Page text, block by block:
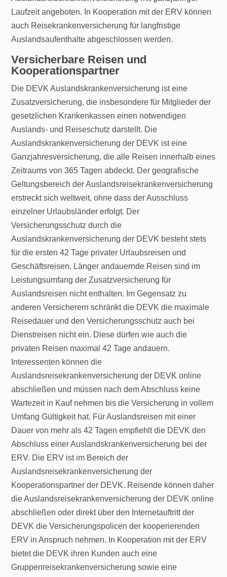
Laufzeit angeboten. In Kooperation mit der ERV können
auch Reisekrankenversicherung für langfristige
Auslandsaufenthalte abgeschlossen werden.
Versicherbare Reisen und
Kooperationspartner
Die DEVK Auslandskrankenversicherung ist eine
Zusatzversicherung, die insbesondere für Mitglieder der
gesetzlichen Krankenkassen einen notwendigen
Auslands- und Reiseschutz darstellt. Die
Auslandskrankenversicherung der DEVK ist eine
Ganzjahresversicherung, die alle Reisen innerhalb eines
Zeitraums von 365 Tagen abdeckt. Der geografische
Geltungsbereich der Auslandsreisekrankenversicherung
erstreckt sich weltweit, ohne dass der Ausschluss
einzelner Urlaubsländer erfolgt. Der
Versicherungsschutz durch die
Auslandskrankenversicherung der DEVK besteht stets
für die ersten 42 Tage privater Urlaubsreisen und
Geschäftsreisen. Länger andauernde Reisen sind im
Leistungsumfang der Zusatzversicherung für
Auslandsreisen nicht enthalten. Im Gegensatz zu
anderen Versicherern schränkt die DEVK die maximale
Reisedauer und den Versicherungsschutz auch bei
Dienstreisen nicht ein. Diese dürfen wie auch die
privaten Reisen maximal 42 Tage andauern.
Interessenten können die
Auslandsreisekrankenversicherung der DEVK online
abschließen und müssen nach dem Abschluss keine
Wartezeit in Kauf nehmen bis die Versicherung in vollem
Umfang Gültigkeit hat. Für Auslandsreisen mit einer
Dauer von mehr als 42 Tagen empfiehlt die DEVK den
Abschluss einer Auslandskrankenversicherung bei der
ERV. Die ERV ist im Bereich der
Auslandsreisekrankenversicherung der
Kooperationspartner der DEVK. Reisende können daher
die Auslandsreisekrankenversicherung der DEVK online
abschließen oder direkt über den Internetauftritt der
DEVK die Versicherungspolicen der kooperierenden
ERV in Anspruch nehmen. In Kooperation mit der ERV
bietet die DEVK ihren Kunden auch eine
Gruppenreisekrankenversicherung sowie eine